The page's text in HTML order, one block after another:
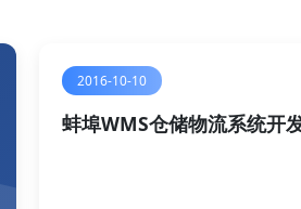
2016-10-10
蚌埠WMS仓储物流系统开